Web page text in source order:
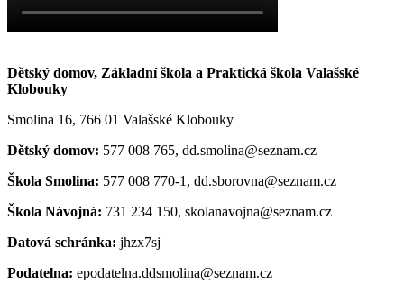
Dětský domov, Základní škola a Praktická škola Valašské
Klobouky
Smolina 16, 766 01 Valašské Klobouky
Dětský domov: 577 008 765, dd.smolina@seznam.cz
Škola Smolina: 577 008 770-1, dd.sborovna@seznam.cz
Škola Návojná: 731 234 150, skolanavojna@seznam.cz
Datová schránka: jhzx7sj
Podatelna: epodatelna.ddsmolina@seznam.cz